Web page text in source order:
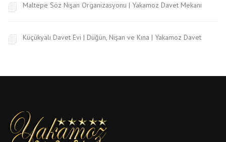
Maltepe Söz Nişan Organizasyonu | Yakamoz Davet Mekanı
Küçükyalı Davet Evi | Düğün, Nişan ve Kına | Yakamoz Davet